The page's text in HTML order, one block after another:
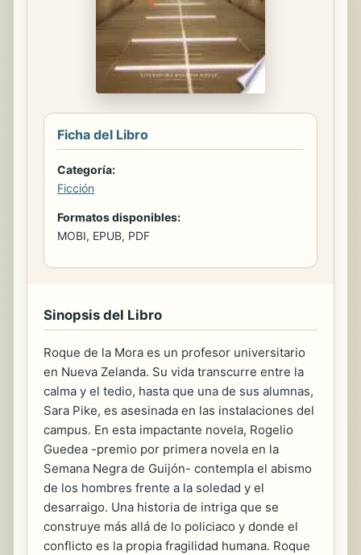
Ficha del Libro
Categoría:
Ficción
Formatos disponibles:
MOBI, EPUB, PDF
Sinopsis del Libro
Roque de la Mora es un profesor universitario
en Nueva Zelanda. Su vida transcurre entre la
calma y el tedio, hasta que una de sus alumnas,
Sara Pike, es asesinada en las instalaciones del
campus. En esta impactante novela, Rogelio
Guedea -premio por primera novela en la
Semana Negra de Guijón- contempla el abismo
de los hombres frente a la soledad y el
desarraigo. Una historia de intriga que se
construye más allá de lo policiaco y donde el
conflicto es la propia fragilidad humana. Roque